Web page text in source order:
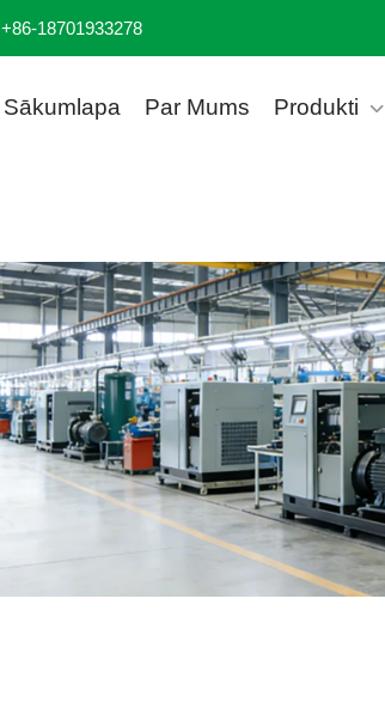
+86-18701933278
Sākumlapa Par Mums Produkti